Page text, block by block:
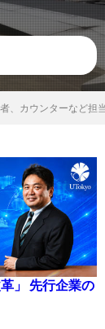
、カウンターなど担
」 先行企業の